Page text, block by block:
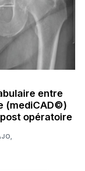
entre
(mediCAD©)
opératoire